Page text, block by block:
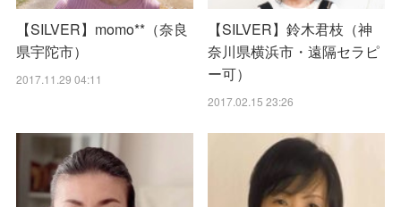
【SILVER】momo**（奈良
県宇陀市）
2017.11.29 04:11
【SILVER】鈴木君枝（神
奈川県横浜市・遠隔セラピ
ー可）
2017.02.15 23:26